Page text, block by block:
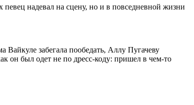
надевал на сцену, но и в повседневной жизни
Вайкуле забегала пообедать, Аллу Пугачеву
он был одет не по дресс-коду: пришел в чем-то